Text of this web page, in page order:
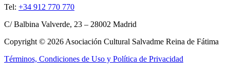
Tel: +34 912 770 770
C/ Balbina Valverde, 23 – 28002 Madrid
Copyright © 2026 Asociación Cultural Salvadme Reina de Fátima
Términos, Condiciones de Uso y Política de Privacidad